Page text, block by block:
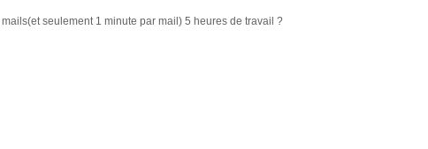
seulement 1 minute par mail) 5 heures de travail ?